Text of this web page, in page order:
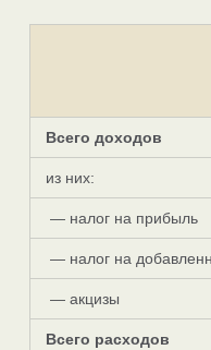
Всего доходов
из них:
— налог на прибыль
— налог на
— акцизы
Всего расходов